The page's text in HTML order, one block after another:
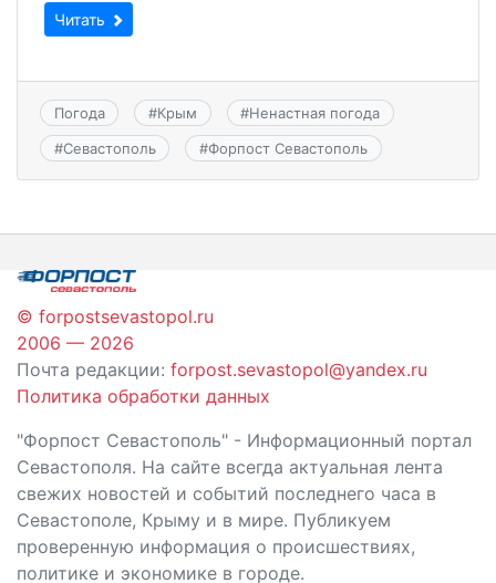
Читать
Погода #Крым #Ненастная погода
#Севастополь #Форпост Севастополь
© forpostsevastopol.ru
2006 — 2026
Почта редакции: forpost.sevastopol@yandex.ru
Политика обработки данных
"Форпост Севастополь" - Информационный портал
Севастополя. На сайте всегда актуальная лента
свежих новостей и событий последнего часа в
Севастополе, Крыму и в мире. Публикуем
проверенную информация о происшествиях,
политике и экономике в городе.